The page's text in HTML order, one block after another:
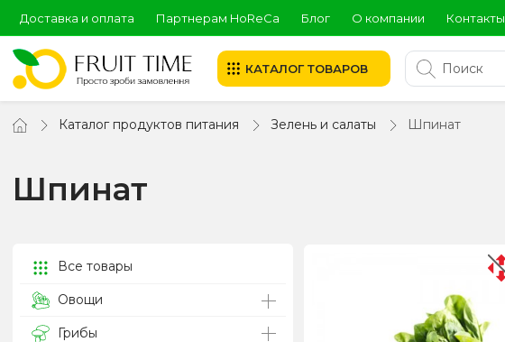
Доставка и оплата Партнерам HoReCa Блог О компании Контакты
КАТАЛОГ ТОВАРОВ
Каталог продуктов питания Зелень и салаты Шпинат
Шпинат
Все товары
Овощи
Грибы